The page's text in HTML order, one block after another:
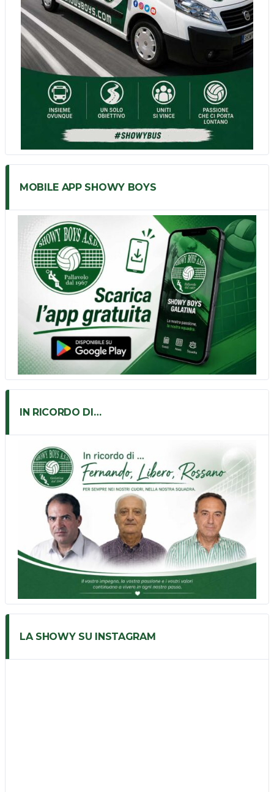
MOBILE APP SHOWY BOYS
IN RICORDO DI…
LA SHOWY SU INSTAGRAM